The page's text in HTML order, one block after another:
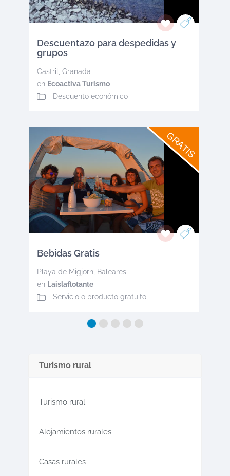
Descuentazo para despedidas y
grupos
Castril
Granada
en Ecoactiva Turismo
Descuento económico
GRATIS
Bebidas Gratis
Playa de Migjorn
Baleares
en Laislaflotante
Servicio o producto gratuito
Turismo rural
Turismo rural
Alojamientos rurales
Casas rurales